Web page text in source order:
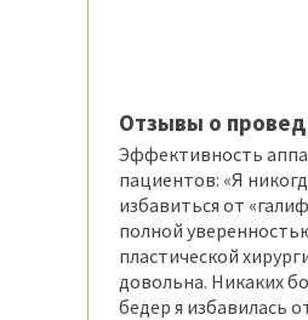
Отзывы о
Эффективность
пациентов: «Я
избавиться от
полной
пластической
довольна. Никаких
бедер я избавилась